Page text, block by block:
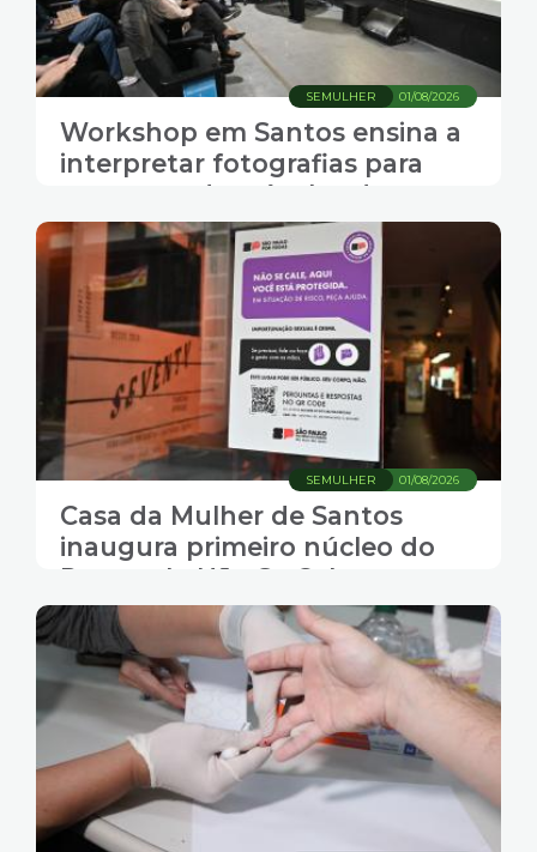
01/08/2026
SEMULHER
Workshop em Santos ensina a
interpretar fotografias para
compreender séculos de
racismo
01/08/2026
SEMULHER
Casa da Mulher de Santos
inaugura primeiro núcleo do
Protocolo Não Se Cale na
segunda